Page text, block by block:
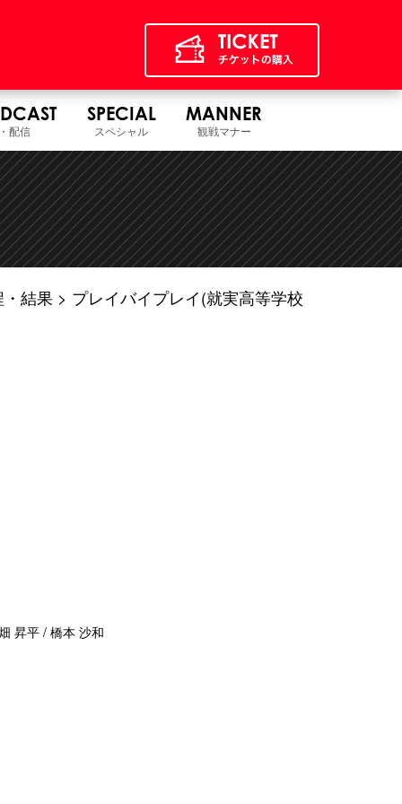
配信
SPECIAL
スペシャル
MANNER
観戦マナー
・結果
プレイバイプレイ(就実高等学校
昇平 / 橋本 沙和